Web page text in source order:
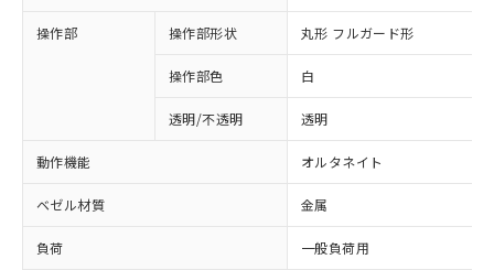
操作部 操作部形状 丸形 フルガード形
操作部色 白
透明/不透明 透明
動作機能 オルタネイト
ベゼル材質 金属
負荷 一般負荷用